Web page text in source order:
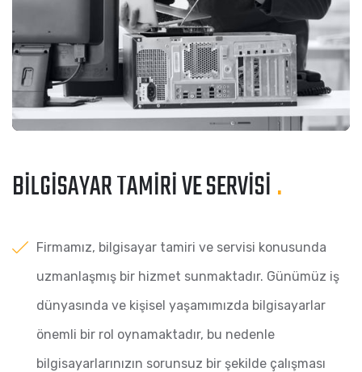
BİLGİSAYAR TAMİRİ VE SERVİSİ.
Firmamız, bilgisayar tamiri ve servisi konusunda
uzmanlaşmış bir hizmet sunmaktadır. Günümüz iş
dünyasında ve kişisel yaşamımızda bilgisayarlar
önemli bir rol oynamaktadır, bu nedenle
bilgisayarlarınızın sorunsuz bir şekilde çalışması